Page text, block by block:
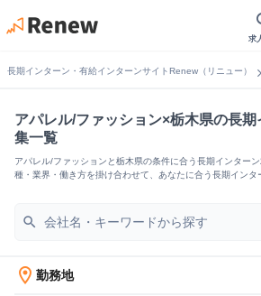
求
長期インターン・有給インターンサイトRenew（リニュー） chevron_right
アパレル/ファッション×栃木県の長
集一覧
アパレル/ファッションと栃木県の条件に合う長期インター
種・業界・働き方を掛け合わせて、あなたに合う長期インタ
search
location_on 勤務地